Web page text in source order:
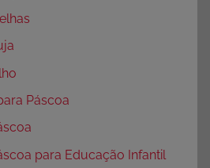
Páscoa
para Educação Infantil